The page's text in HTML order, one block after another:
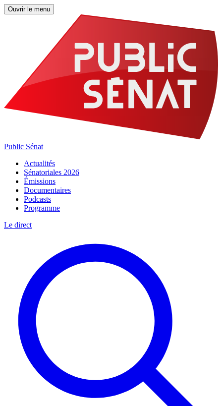
Ouvrir le menu
Public Sénat
Actualités
Sénatoriales 2026
Émissions
Documentaires
Podcasts
Programme
Le direct